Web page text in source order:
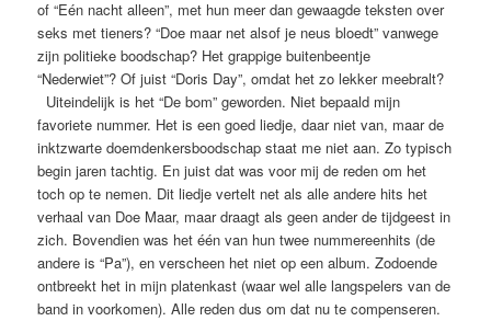
of “Eén nacht alleen”, met hun meer dan gewaagde teksten over
seks met tieners? “Doe maar net alsof je neus bloedt” vanwege
zijn politieke boodschap? Het grappige buitenbeentje
“Nederwiet”? Of juist “Doris Day”, omdat het zo lekker meebralt?
Uiteindelijk is het “De bom” geworden. Niet bepaald mijn
favoriete nummer. Het is een goed liedje, daar niet van, maar de
inktzwarte doemdenkersboodschap staat me niet aan. Zo typisch
begin jaren tachtig. En juist dat was voor mij de reden om het
toch op te nemen. Dit liedje vertelt net als alle andere hits het
verhaal van Doe Maar, maar draagt als geen ander de tijdgeest in
zich. Bovendien was het één van hun twee nummereenhits (de
andere is “Pa”), en verscheen het niet op een album. Zodoende
ontbreekt het in mijn platenkast (waar wel alle langspelers van de
band in voorkomen). Alle reden dus om dat nu te compenseren.